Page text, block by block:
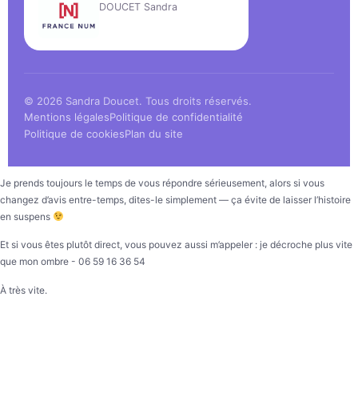
DOUCET Sandra
© 2026 Sandra Doucet. Tous droits réservés.
Mentions légalesPolitique de confidentialité
Politique de cookiesPlan du site
Je prends toujours le temps de vous répondre sérieusement, alors si vous
changez d’avis entre-temps, dites-le simplement — ça évite de laisser l’histoire
en suspens
Et si vous êtes plutôt direct, vous pouvez aussi m’appeler : je décroche plus vite
que mon ombre - 06 59 16 36 54
À très vite.